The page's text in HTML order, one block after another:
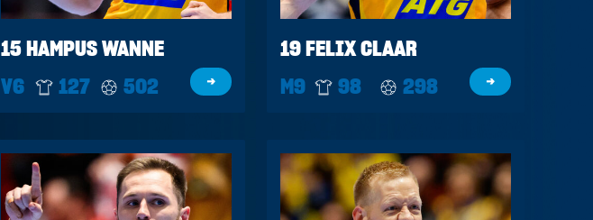
15 HAMPUS WANNE
V6
127 502 →
19 FELIX CLAAR
M9
98 298 →